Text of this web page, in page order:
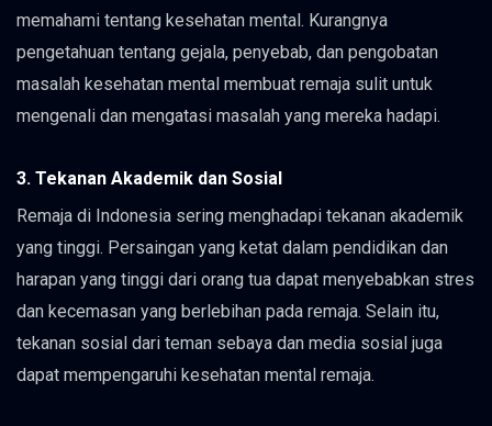
memahami tentang kesehatan mental. Kurangnya
pengetahuan tentang gejala, penyebab, dan pengobatan
masalah kesehatan mental membuat remaja sulit untuk
mengenali dan mengatasi masalah yang mereka hadapi.
3. Tekanan Akademik dan Sosial
Remaja di Indonesia sering menghadapi tekanan akademik
yang tinggi. Persaingan yang ketat dalam pendidikan dan
harapan yang tinggi dari orang tua dapat menyebabkan stres
dan kecemasan yang berlebihan pada remaja. Selain itu,
tekanan sosial dari teman sebaya dan media sosial juga
dapat mempengaruhi kesehatan mental remaja.